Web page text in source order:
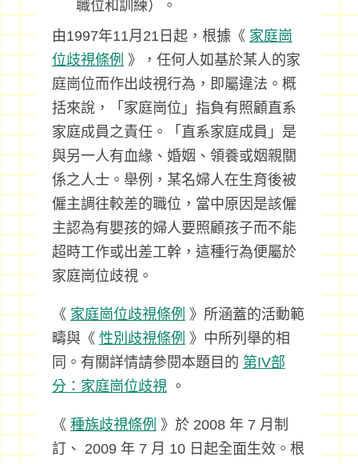
職位和訓練）。
由1997年11月21日起，根據《 家庭崗
位歧視條例 》，任何人如基於某人的家
庭崗位而作出歧視行為，即屬違法。概
括來說，「家庭崗位」指負有照顧直系
家庭成員之責任。「直系家庭成員」是
與另一人有血緣、婚姻、領養或姻親關
係之人士。舉例，某名婦人在生育後被
僱主調往較差的職位，當中原因是該僱
主認為有嬰孩的婦人要照顧孩子而不能
超時工作或出差工幹，這種行為便屬於
家庭崗位歧視。
《 家庭崗位歧視條例 》所涵蓋的活動範
疇與《 性別歧視條例 》中所列舉的相
同。有關詳情請參閱本題目的 第IV部
分：家庭崗位歧視。
《 種族歧視條例 》於 2008 年 7 月制
訂、 2009 年 7 月 10 日起全面生效。根